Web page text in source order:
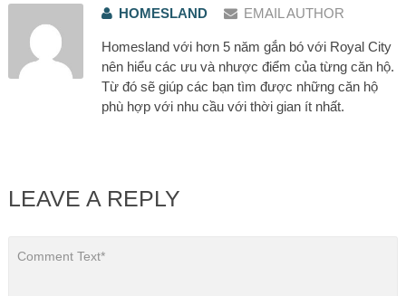
HOMESLAND EMAIL AUTHOR
Homesland với hơn 5 năm gắn bó với Royal City
nên hiểu các ưu và nhược điểm của từng căn hộ.
Từ đó sẽ giúp các bạn tìm được những căn hộ
phù hợp với nhu cầu với thời gian ít nhất.
LEAVE A REPLY